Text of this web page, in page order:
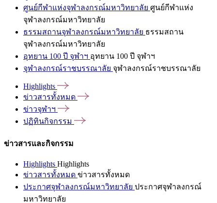
ศูนย์กีฬาแห่งจุฬาลงกรณ์มหาวิทยาลัย ศูนย์กีฬาแห่ง
จุฬาลงกรณ์มหาวิทยาลัย
ธรรมสถานจุฬาลงกรณ์มหาวิทยาลัย ธรรมสถาน
จุฬาลงกรณ์มหาวิทยาลัย
อุทยาน 100 ปี จุฬาฯ อุทยาน 100 ปี จุฬาฯ
จุฬาลงกรณ์ราชบรรณาลัย จุฬาลงกรณ์ราชบรรณาลัย
Highlights
ข่าวสารทั้งหมด
ข่าวจุฬาฯ
ปฏิทินกิจกรรม
ข่าวสารและกิจกรรม
Highlights Highlights
ข่าวสารทั้งหมด ข่าวสารทั้งหมด
ประกาศจุฬาลงกรณ์มหาวิทยาลัย ประกาศจุฬาลงกรณ์
มหาวิทยาลัย